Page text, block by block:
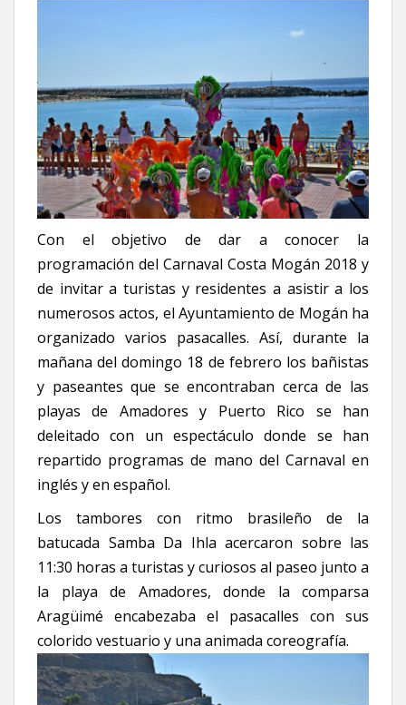
Con el objetivo de dar a conocer la
programación del Carnaval Costa Mogán 2018 y
de invitar a turistas y residentes a asistir a los
numerosos actos, el Ayuntamiento de Mogán ha
organizado varios pasacalles. Así, durante la
mañana del domingo 18 de febrero los bañistas
y paseantes que se encontraban cerca de las
playas de Amadores y Puerto Rico se han
deleitado con un espectáculo donde se han
repartido programas de mano del Carnaval en
inglés y en español.
Los tambores con ritmo brasileño de la
batucada Samba Da Ihla acercaron sobre las
11:30 horas a turistas y curiosos al paseo junto a
la playa de Amadores, donde la comparsa
Aragüimé encabezaba el pasacalles con sus
colorido vestuario y una animada coreografía.